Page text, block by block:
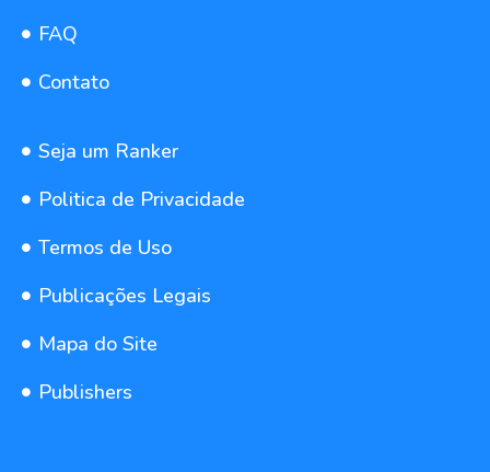
FAQ
Contato
Seja um Ranker
Politica de Privacidade
Termos de Uso
Publicações Legais
Mapa do Site
Publishers